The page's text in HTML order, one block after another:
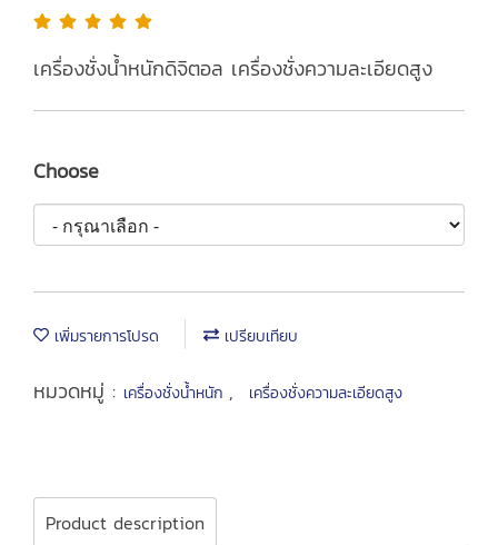
เครื่องชั่งน้ำหนักดิจิตอล เครื่องชั่งความละเอียดสูง
Choose
เพิ่มรายการโปรด เปรียบเทียบ
หมวดหมู่ : เครื่องชั่งน้ำหนัก , เครื่องชั่งความละเอียดสูง
Product description